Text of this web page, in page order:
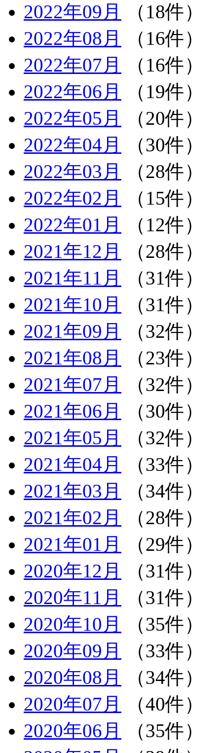
2022年09月
（18件）
2022年08月
（16件）
2022年07月
（16件）
2022年06月
（19件）
2022年05月
（20件）
2022年04月
（30件）
2022年03月
（28件）
2022年02月
（15件）
2022年01月
（12件）
2021年12月
（28件）
2021年11月
（31件）
2021年10月
（31件）
2021年09月
（32件）
2021年08月
（23件）
2021年07月
（32件）
2021年06月
（30件）
2021年05月
（32件）
2021年04月
（33件）
2021年03月
（34件）
2021年02月
（28件）
2021年01月
（29件）
2020年12月
（31件）
2020年11月
（31件）
2020年10月
（35件）
2020年09月
（33件）
2020年08月
（34件）
2020年07月
（40件）
2020年06月
（35件）